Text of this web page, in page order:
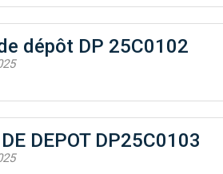
dépôt DP 25C0102
DEPOT DP25C0103